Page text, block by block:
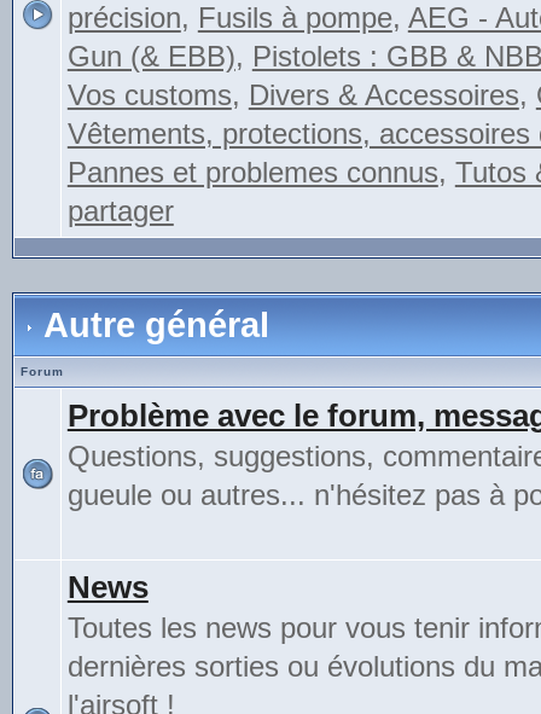
précision, Fusils à pompe, AEG -
Gun (& EBB), Pistolets : GBB &
Vos customs, Divers & Accessoires,
Vêtements, protections, accessoires
Pannes et problemes connus, Tutos
partager
Autre général
Forum
Problème avec le forum,
Questions, suggestions,
gueule ou autres... n'hésitez pas à
News
Toutes les news pour vous tenir
dernières sorties ou évolutions du
l'airsoft !